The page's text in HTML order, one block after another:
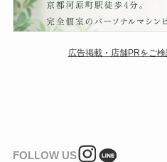
広告掲載・店舗PRをご
FOLLOW US